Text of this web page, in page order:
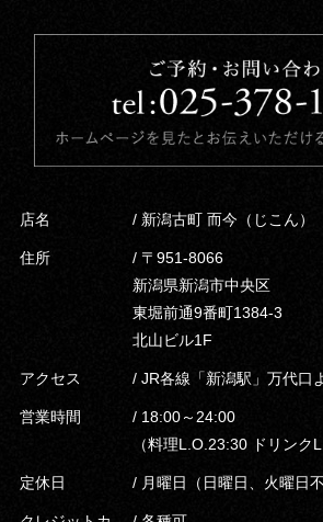
店名 / 新潟古町 而今（じこん）
住所
/ 〒951-8066
新潟県新潟市中央区
東堀前通9番町1384-3
北山ビル1F
アクセス / JR各線「新潟駅」万代口
営業時間
/ 18:00～24:00
（料理L.O.23:30 ドリンク
定休日 / 月曜日（日曜日、火曜日